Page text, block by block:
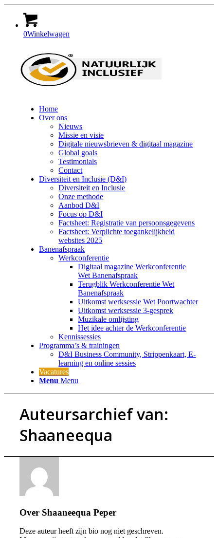
0Winkelwagen
Home
Over ons
Nieuws
Missie en visie
Digitale nieuwsbrieven & digitaal magazine
Global goals
Testimonials
Contact
Diversiteit en Inclusie (D&I)
Diversiteit en Inclusie
Onze methode
Aanbod D&I
Focus op D&I
Factsheet: Registratie van persoonsgegevens
Factsheet: Verplichte toegankelijkheid
websites 2025
Banenafspraak
Werkconferentie
Digitaal magazine Werkconferentie
Wet Banenafspraak
Terugblik Werkconferentie Wet
Banenafspraak
Uitkomst werksessie Wet Poortwachter
Uitkomst werksessie 3-gesprek
Muzikale omlijsting
Het idee achter de Werkconferentie
Kennissessies
Programma’s & trainingen
D&I Business Community, Strippenkaart, E-
learning en online sessies
Vacatures
Menu Menu
Auteursarchief van:
Shaaneequa
Over Shaaneequa Peper
Deze auteur heeft zijn bio nog niet geschreven.